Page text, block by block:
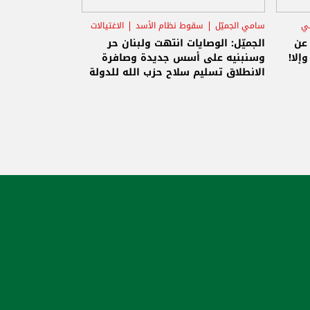
عن
سامي الجميّل سقوط نظام الأسد الاغتيالات
الجميّل: الوصايات انتهت ولبنان حر
وسنبنيه على أسس جديدة وصافرة
الانطلاق تسليم سلاح حزب الله للدولة